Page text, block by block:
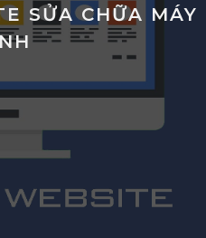
SỬA CHỮA MÁY